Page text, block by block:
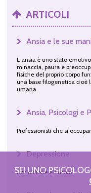
ARTICOLI
Ansia e le sue
L ansia è uno stato
minaccia, paura e
fisiche del proprio corpo
una base filogenetica cioè
umana
Ansia, Psicologi e
Professionisti che si
Depressione
Definizione e sintomi
SEI UNO